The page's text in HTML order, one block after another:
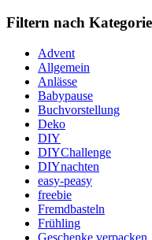
Filtern nach Kategorie
Advent
Allgemein
Anlässe
Babypause
Buchvorstellung
Deko
DIY
DIYChallenge
DIYnachten
easy-peasy
freebie
Fremdbasteln
Frühling
Geschenke verpacken